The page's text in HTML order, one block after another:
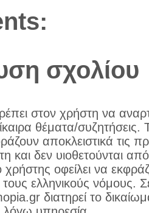
σχολίου
στον χρήστη να
θέματα/συζητήσεις.
αποκλειστικά τις
και δεν υιοθετούνται
οφείλει να
ελληνικούς νόμους.
διατηρεί το